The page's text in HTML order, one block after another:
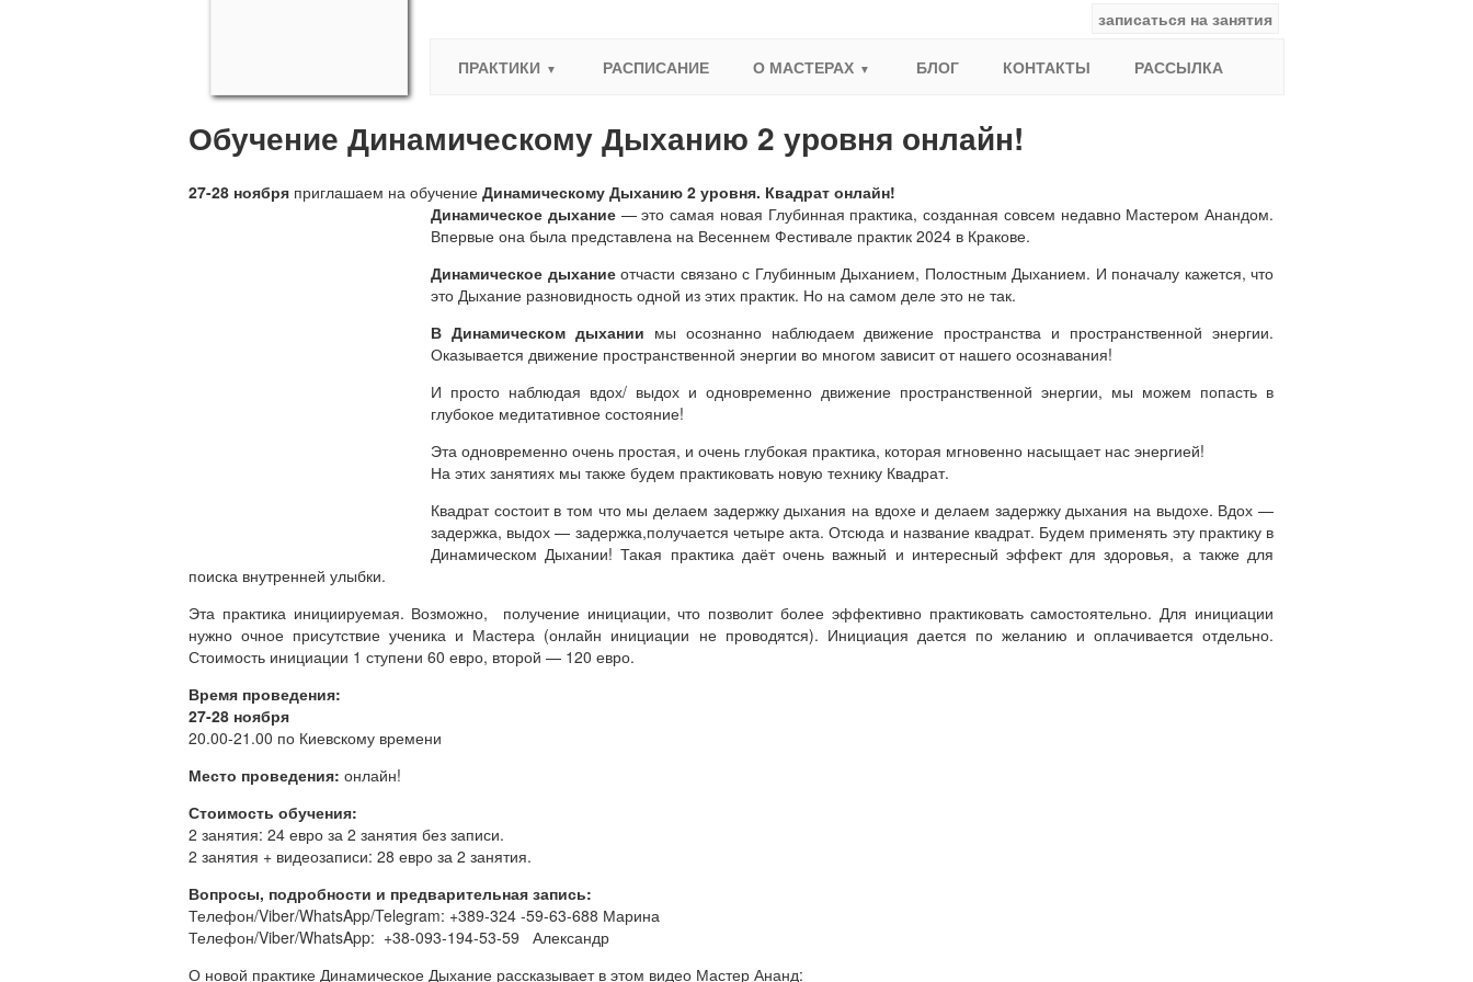
записаться на занятия
ПРАКТИКИ
РАСПИСАНИЕ О МАСТЕРАХ БЛОГ КОНТАКТЫ РАССЫЛКА
Обучение Динамическому Дыханию 2 уровня онлайн!
27-28 ноября приглашаем на обучение Динамическому Дыханию 2 уровня. Квадрат онлайн!
Динамическое дыхание— это самая новая Глубинная практика, созданная совсем недавно Мастером Анандом.
Впервые она была представлена на Весеннем Фестивале практик 2024 в Кракове.
Динамическое дыханиеотчасти связано с Глубинным Дыханием, Полостным Дыханием. И поначалу кажется, что
это Дыхание разновидность одной из этих практик. Но на самом деле это не так.
В Динамическом дыхании мы осознанно наблюдаем движение пространства и пространственной энергии.
Оказывается движение пространственной энергии во многом зависит от нашего осознавания!
И просто наблюдая вдох/ выдох и одновременно движение пространственной энергии, мы можем попасть в
глубокое медитативное состояние!
Эта одновременно очень простая, и очень глубокая практика, которая мгновенно насыщает нас энергией!
На этих занятиях мы также будем практиковать новую технику Квадрат.
Квадрат состоит в том что мы делаем задержку дыхания на вдохе и делаем задержку дыхания на выдохе. Вдох —
задержка, выдох — задержка,получается четыре акта. Отсюда и название квадрат. Будем применять эту практику в
Динамическом Дыхании! Такая практика даёт очень важный и интересный эффект для здоровья, а также для
поиска внутренней улыбки.
Эта практика инициируемая. Возможно, получение инициации, что позволит более эффективно практиковать самостоятельно. Для инициации
нужно очное присутствие ученика и Мастера (онлайн инициации не проводятся). Инициация дается по желанию и оплачивается отдельно.
Стоимость инициации 1 ступени 60 евро, второй — 120 евро.
Время проведения:
27-28 ноября
20.00-21.00 по Киевскому времени
Место проведения: онлайн!
Стоимость обучения:
2 занятия: 24 евро за 2 занятия без записи.
2 занятия + видеозаписи: 28 евро за 2 занятия.
Вопросы, подробности и предварительная запись:
Телефон/Viber/WhatsApp/Telegram: +389-324 -59-63-688 Марина
Телефон/Viber/WhatsApp: +38-093-194-53-59 Александр
О новой практике Динамическое Дыхание рассказывает в этом видео Мастер Ананд: